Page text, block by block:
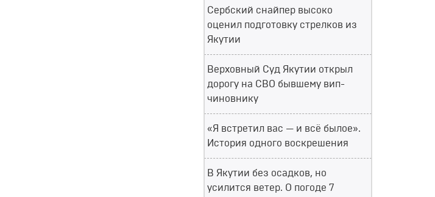
Сербский снайпер высоко
оценил подготовку стрелков из
Якутии
Верховный Суд Якутии открыл
дорогу на СВО бывшему вип-
чиновнику
«Я встретил вас — и всё былое».
История одного воскрешения
В Якутии без осадков, но
усилится ветер. О погоде 7